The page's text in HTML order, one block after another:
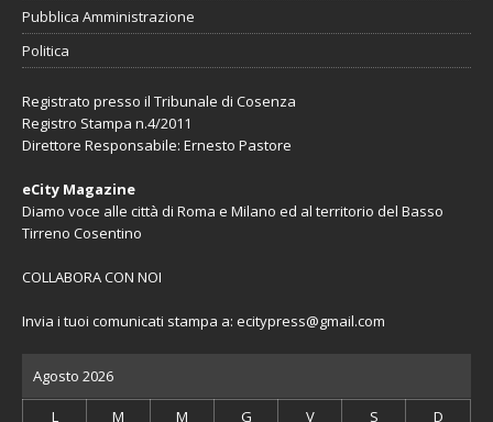
Pubblica Amministrazione
Politica
Registrato presso il Tribunale di Cosenza
Registro Stampa n.4/2011
Direttore Responsabile: Ernesto Pastore
eCity Magazine
Diamo voce alle città di Roma e Milano ed al territorio del Basso
Tirreno Cosentino
COLLABORA CON NOI
Invia i tuoi comunicati stampa a: ecitypress@gmail.com
Agosto 2026
L M M G V S D